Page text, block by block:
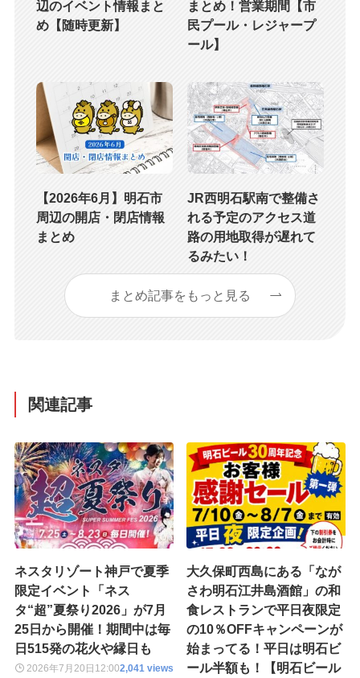
辺のイベント情報まと
め【随時更新】
まとめ！営業期間【市
民プール・レジャープ
ール】
【2026年6月】明石市
周辺の開店・閉店情報
まとめ
JR西明石駅南で整備さ
れる予定のアクセス道
路の用地取得が遅れて
るみたい！
まとめ記事をもっと見る
関連記事
ネスタリゾート神戸で夏季
限定イベント「ネス
タ“超”夏祭り2026」が7月
25日から開催！期間中は毎
日515発の花火や縁日も
2026年7月20日 12:002,041 views
大久保町西島にある「なが
さわ明石江井島酒館」の和
食レストランで平日夜限定
の10％OFFキャンペーンが
始まってる！平日は明石ビ
ール半額も！【明石ビール